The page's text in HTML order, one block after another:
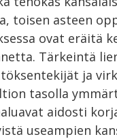
toisen asteen
ovat eräitä
Tärkeintä
ja
tasolla
aidosti
useampien